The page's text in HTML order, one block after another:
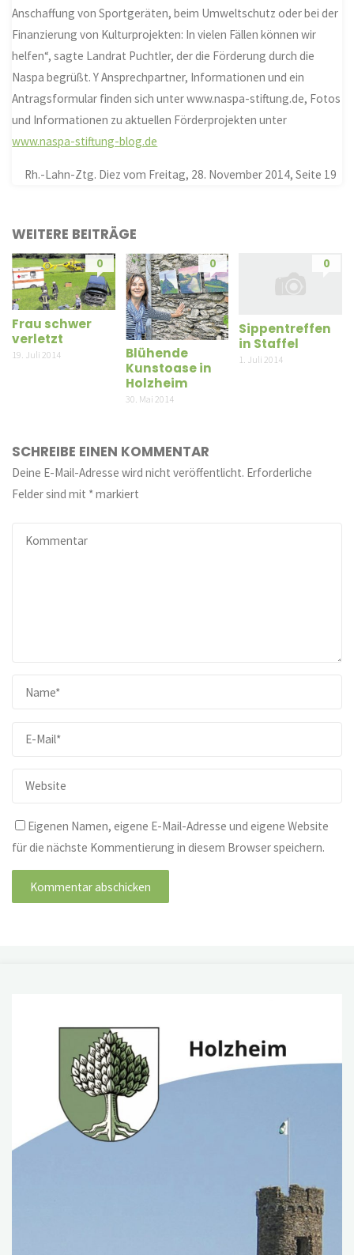
Anschaffung von Sportgeräten, beim Umweltschutz oder bei der
Finanzierung von Kulturprojekten: In vielen Fällen können wir
helfen“, sagte Landrat Puchtler, der die Förderung durch die
Naspa begrüßt. Y Ansprechpartner, Informationen und ein
Antragsformular finden sich unter www.naspa-stiftung.de, Fotos
und Informationen zu aktuellen Förderprojekten unter
www.naspa-stiftung-blog.de
Rh.-Lahn-Ztg. Diez vom Freitag, 28. November 2014, Seite 19
WEITERE BEITRÄGE
0
Frau schwer
verletzt
19. Juli 2014
0
Blühende
Kunstoase in
Holzheim
30. Mai 2014
0
Sippentreffen
in Staffel
1. Juli 2014
SCHREIBE EINEN KOMMENTAR
Deine E-Mail-Adresse wird nicht veröffentlicht. Erforderliche
Felder sind mit *markiert
Eigenen Namen, eigene E-Mail-Adresse und eigene Website
für die nächste Kommentierung in diesem Browser speichern.